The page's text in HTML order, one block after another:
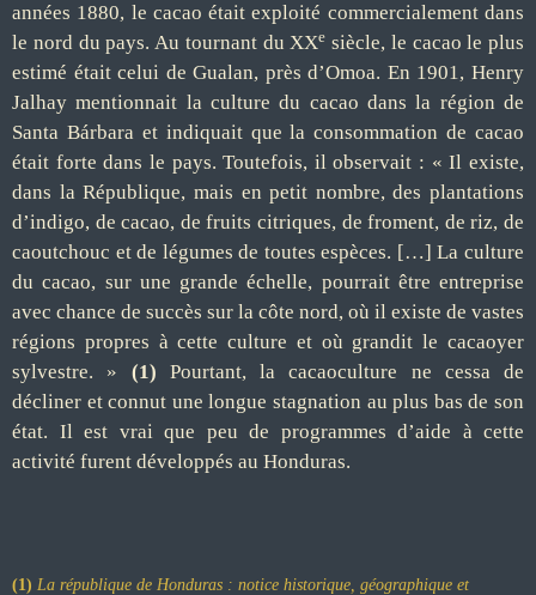
années 1880, le cacao était exploité commercialement dans
le nord du pays. Au tournant du XXe siècle, le cacao le plus
estimé était celui de Gualan, près d’Omoa. En 1901, Henry
Jalhay mentionnait la culture du cacao dans la région de
Santa Bárbara et indiquait que la consommation de cacao
était forte dans le pays. Toutefois, il observait : « Il existe,
dans la République, mais en petit nombre, des plantations
d’indigo, de cacao, de fruits citriques, de froment, de riz, de
caoutchouc et de légumes de toutes espèces. […] La culture
du cacao, sur une grande échelle, pourrait être entreprise
avec chance de succès sur la côte nord, où il existe de vastes
régions propres à cette culture et où grandit le cacaoyer
sylvestre. » (1) Pourtant, la cacaoculture ne cessa de
décliner et connut une longue stagnation au plus bas de son
état. Il est vrai que peu de programmes d’aide à cette
activité furent développés au Honduras.
(1) La république de Honduras : notice historique, géographique et